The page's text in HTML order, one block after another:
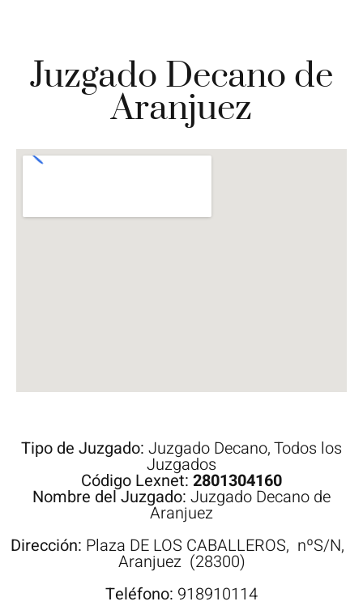
Juzgado Decano de
Aranjuez
Tipo de Juzgado: Juzgado Decano,Todos los
Juzgados
Código Lexnet: 2801304160
Nombre del Juzgado: Juzgado Decano de
Aranjuez
Dirección: Plaza DE LOS CABALLEROS, nºS/N,
Aranjuez (28300)
Teléfono: 918910114